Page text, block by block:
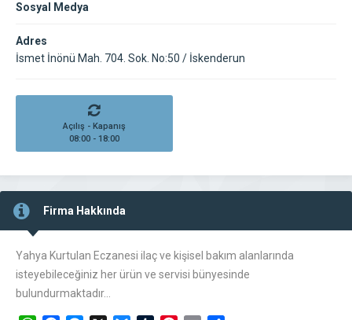
Sosyal Medya
Adres
İsmet İnönü Mah. 704. Sok. No:50 / İskenderun
Açılış - Kapanış
08:00 - 18:00
Firma Hakkında
Yahya Kurtulan Eczanesi ilaç ve kişisel bakım alanlarında
isteyebileceğiniz her ürün ve servisi bünyesinde
bulundurmaktadır…